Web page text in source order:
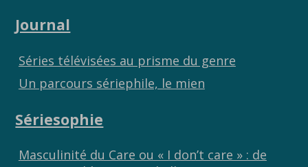
Journal
Séries télévisées au prisme du genre
Un parcours sériephile, le mien
Sériesophie
Masculinité du Care ou « I don’t care » : de